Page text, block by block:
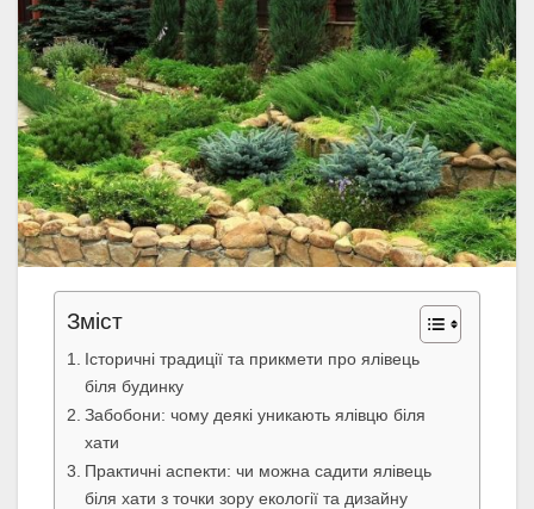
Зміст
Історичні традиції та прикмети про ялівець
біля будинку
Забобони: чому деякі уникають ялівцю біля
хати
Практичні аспекти: чи можна садити ялівець
біля хати з точки зору екології та дизайну